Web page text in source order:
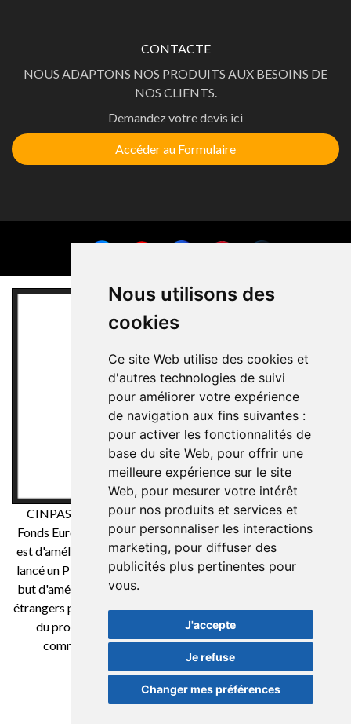
Nous utilisons des
cookies
Ce site Web utilise des cookies et
d'autres technologies de suivi
pour améliorer votre expérience
de navigation aux fins suivantes :
pour activer les fonctionnalités de
base du site Web, pour offrir une
meilleure expérience sur le site
Web, pour mesurer votre intérêt
pour nos produits et services et
pour personnaliser les interactions
marketing, pour diffuser des
publicités plus pertinentes pour
vous.
J'accepte
Je refuse
Changer mes préférences
CONTACTE
NOUS ADAPTONS NOS PRODUITS AUX BESOINS DE
NOS CLIENTS.
Demandez votre devis ici
Accéder au Formulaire
CINPASA Cintas y Pasamanería SA a été bénéficiaire du
Fonds Européen de Développement Régional dont l'objectif
est d'améliorer la compétitivité des PME et grâce auquel il a
lancé un Plan International de Marketing Numérique dans le
but d'améliorer son positionnement en ligne sur les marchés
étrangers pendant la 2021. Pour cela, il a bénéficié du soutien
du programme XPANDE DIGITAL de la Chambre de
commerce de Reus. Une façon de faire de l'Europe